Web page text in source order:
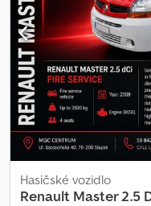
motora: 10 677 cm³
Držiak na rezervné koleso
náprava Nadstavba BDF
Prídavné pedále Kabína
Klimatizácia Tachograf
okno Rádio Cúvacia
autorizovanom servise
dokumentácia, 1 majiteľ.
dispozícii 6 podobných
Hasičské vozidlo
Renault Master 2.5